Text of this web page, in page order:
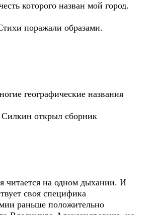
которого назван мой город.
поражали образами.
географические названия
открыл сборник
читается на одном дыхании. И
своя специфика
раньше положительно